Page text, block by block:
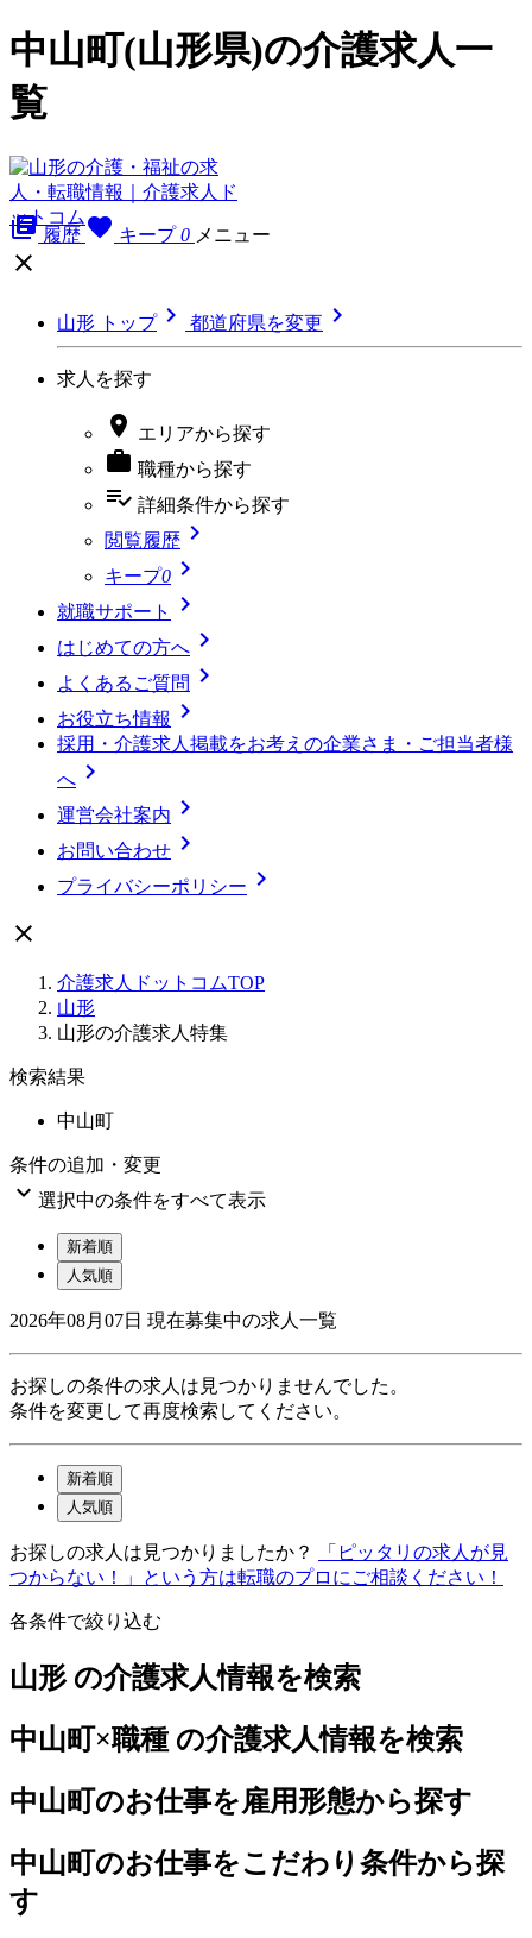
中山町(山形県)の介護求人一
覧
library_books 履歴 favorite キープ 0 メニュー

山形 トップ 都道府県を変更 
求人を探す
 エリアから探す
 職種から探す
playlist_add_check 詳細条件から探す
閲覧履歴 
キープ0 
就職サポート 
はじめての方へ 
よくあるご質問 
お役立ち情報 
採用・介護求人掲載をお考えの企業さま・ご担当者様
へ 
運営会社案内 
お問い合わせ 
プライバシーポリシー 

介護求人ドットコムTOP
山形
山形の介護求人特集
検索結果
中山町
条件の追加・変更
 選択中の条件をすべて表示
新着順
人気順
2026年08月07日 現在募集中の求人一覧
お探しの条件の求人は見つかりませんでした。
条件を変更して再度検索してください。
新着順
人気順
お探しの求人は見つかりましたか？
「ピッタリの求人が見
つからない！」という方は転職のプロにご相談ください！
各条件で絞り込む
山形 の介護求人情報を検索
中山町×職種 の介護求人情報を検索
中山町のお仕事を雇用形態から探す
中山町のお仕事をこだわり条件から探
す